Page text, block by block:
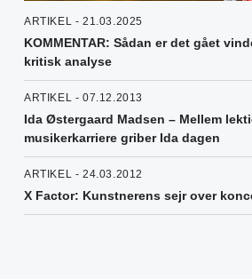
ARTIKEL - 21.03.2025
KOMMENTAR: Sådan er det gået
kritisk analyse
ARTIKEL - 07.12.2013
Ida Østergaard Madsen – Mellem
musikerkarriere griber Ida dagen
ARTIKEL - 24.03.2012
X Factor: Kunstnerens sejr over